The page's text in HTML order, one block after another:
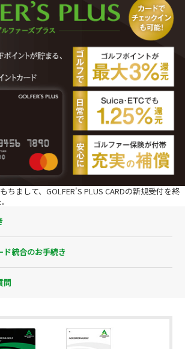
ちまして、GOLFER'S PLUS CARDの新規受付を終
ド統合のお手続き
問